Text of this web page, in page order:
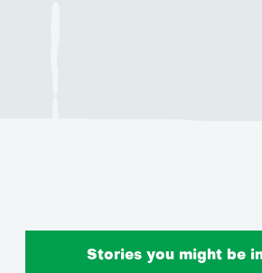
Stories you might be